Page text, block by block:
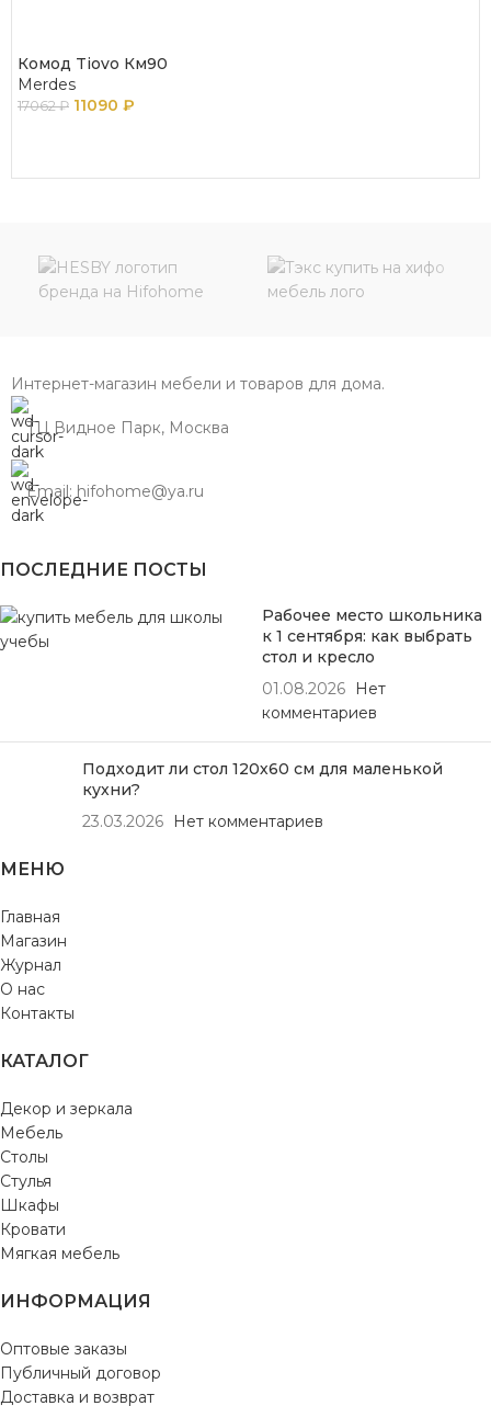
Комод Tiovo Км90
Merdes
17062₽ 11090 ₽
Интернет-магазин мебели и товаров для дома.
ТЦ Видное Парк, Москва
Email: hifohome@ya.ru
ПОСЛЕДНИЕ ПОСТЫ
Рабочее место школьника
к 1 сентября: как выбрать
стол и кресло
01.08.2026
Нет
комментариев
Подходит ли стол 120х60 см для маленькой
кухни?
23.03.2026
Нет комментариев
МЕНЮ
Главная
Магазин
Журнал
О нас
Контакты
КАТАЛОГ
Декор и зеркала
Мебель
Столы
Стулья
Шкафы
Кровати
Мягкая мебель
ИНФОРМАЦИЯ
Оптовые заказы
Публичный договор
Доставка и возврат